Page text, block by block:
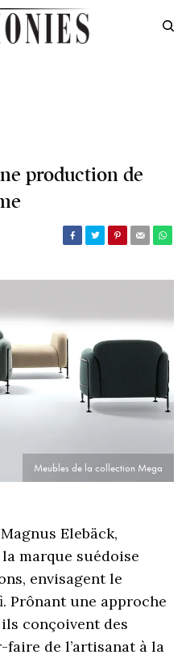
production de
Meubles de la collection Mega
Elebäck,
marque suédoise
envisagent le
Prônant une approche
conçoivent des
de l’artisanat à la